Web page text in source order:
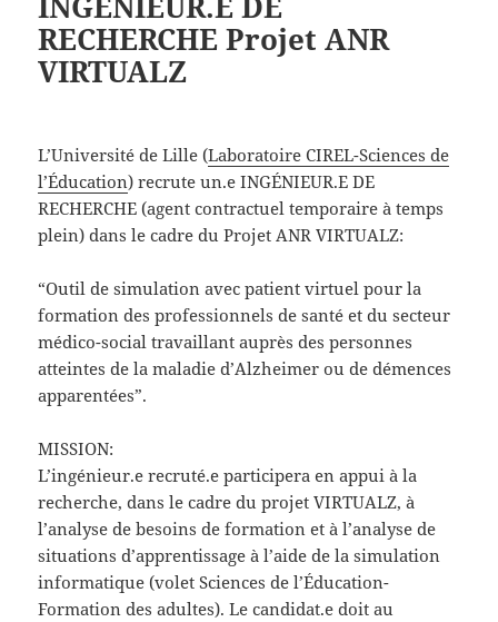
RECHERCHE Projet ANR
VIRTUALZ
L’Université de Lille (Laboratoire CIREL-Sciences de
l’Éducation) recrute un.e INGÉNIEUR.E DE
RECHERCHE (agent contractuel temporaire à temps
plein) dans le cadre du Projet ANR VIRTUALZ:
“Outil de simulation avec patient virtuel pour la
formation des professionnels de santé et du secteur
médico-social travaillant auprès des personnes
atteintes de la maladie d’Alzheimer ou de démences
apparentées”.
MISSION:
L’ingénieur.e recruté.e participera en appui à la
recherche, dans le cadre du projet VIRTUALZ, à
l’analyse de besoins de formation et à l’analyse de
situations d’apprentissage à l’aide de la simulation
informatique (volet Sciences de l’Éducation-
Formation des adultes). Le candidat.e doit au